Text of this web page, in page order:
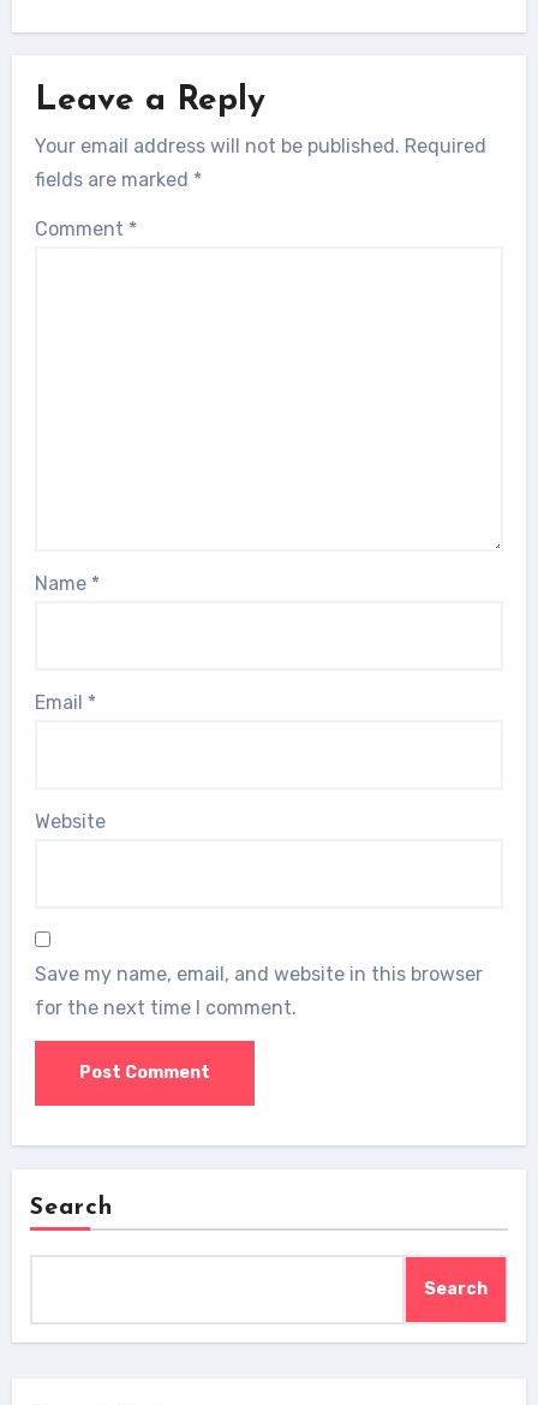
Leave a Reply
Your email address will not be published. Required
fields are marked *
Comment *
Name *
Email *
Website
Save my name, email, and website in this browser
for the next time I comment.
Search
Search